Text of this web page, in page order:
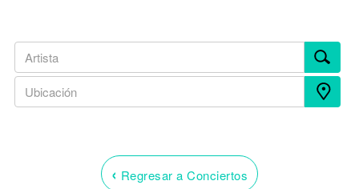
‹ Regresar a Conciertos